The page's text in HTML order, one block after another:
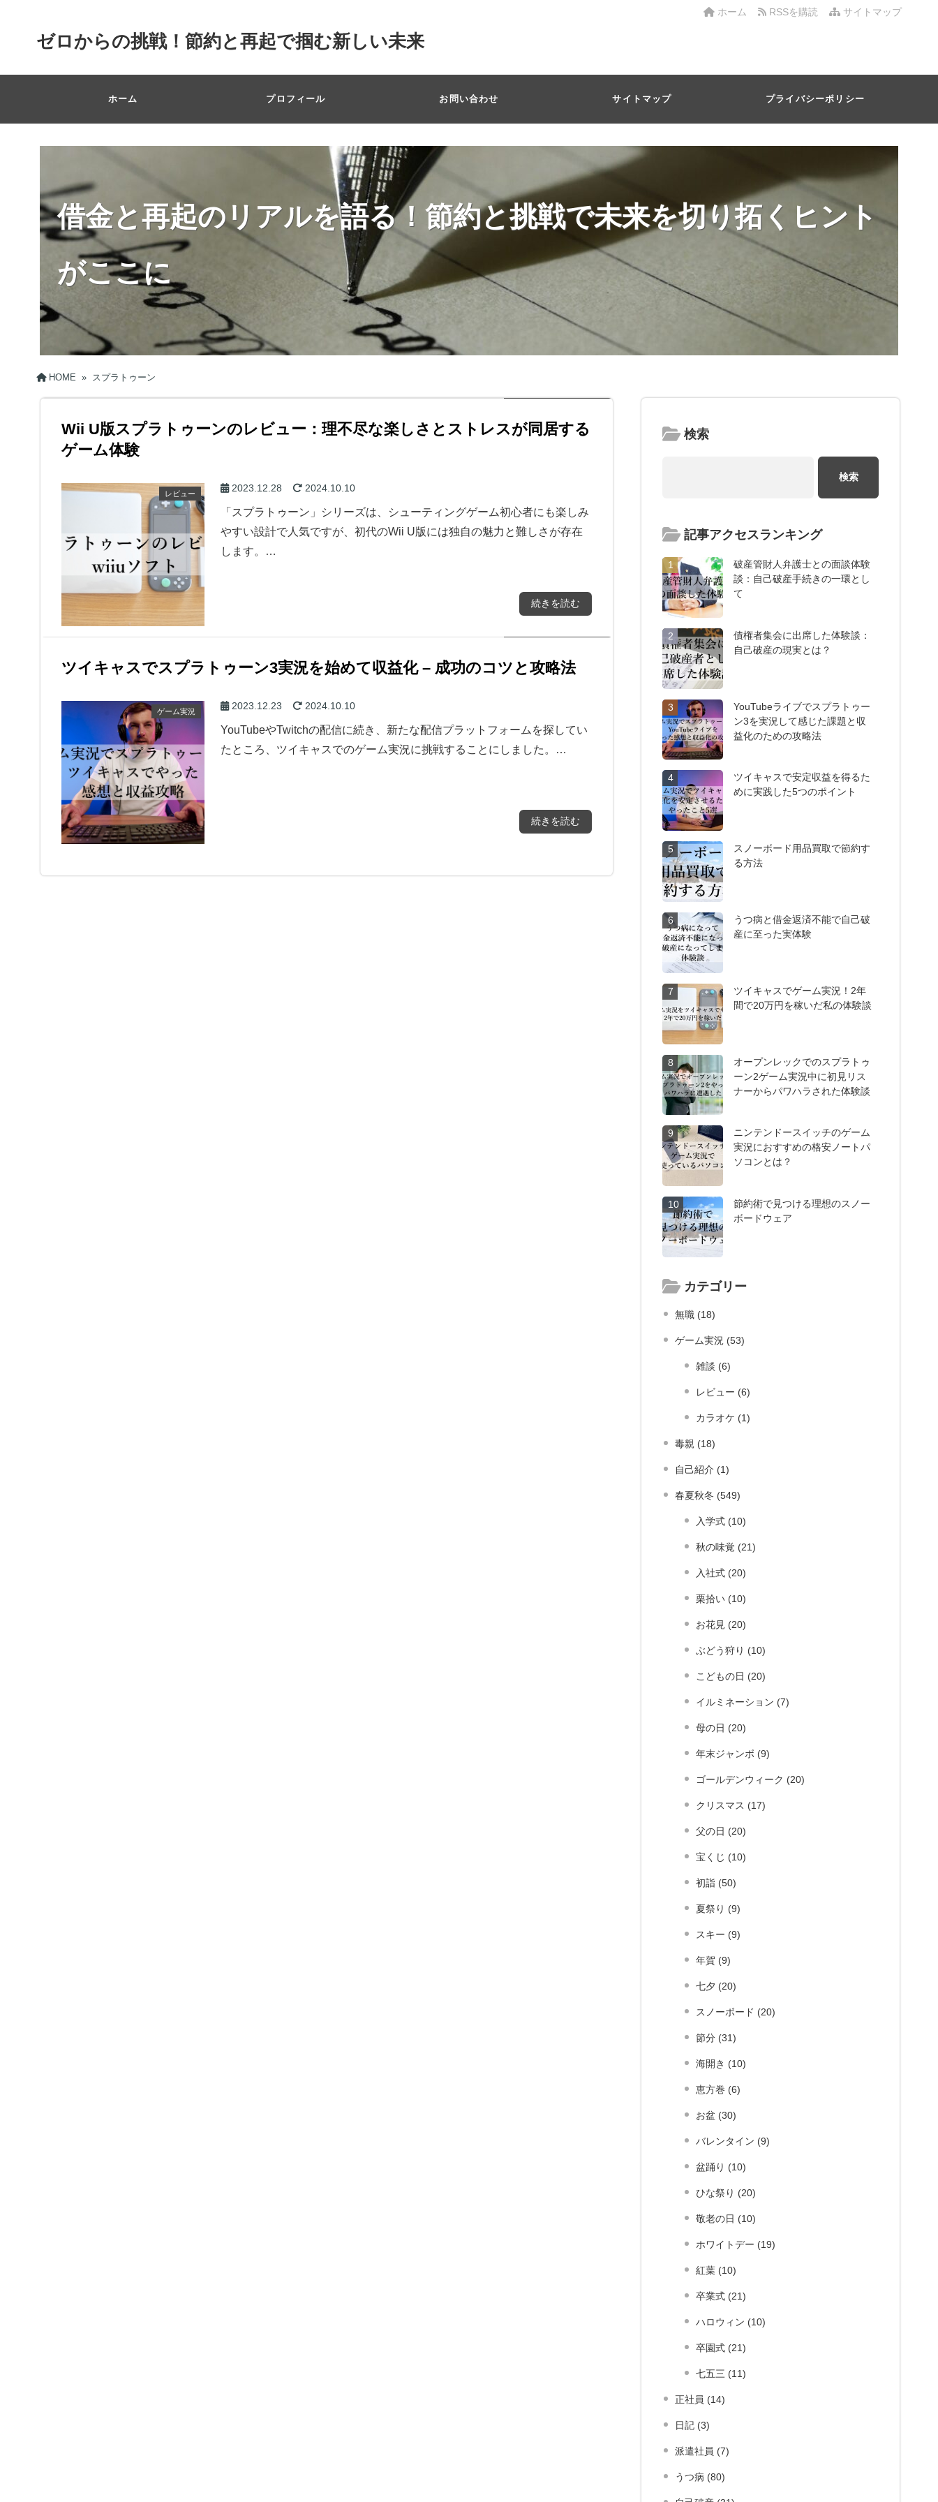
サイトマップ
RSSを購読
ホーム
ゼロからの挑戦！節約と再起で掴む新しい未来
ホーム プロフィール お問い合わせ サイトマップ プライバシーポリシー
借金と再起のリアルを語る！節約と挑戦で未来を切り拓くヒント
がここに
HOME » スプラトゥーン
Wii U版スプラトゥーンのレビュー：理不尽な楽しさとストレスが同居する
ゲーム体験
レビュー 2023.12.28 2024.10.10
「スプラトゥーン」シリーズは、シューティングゲーム初心者にも楽しみ
やすい設計で人気ですが、初代のWii U版には独自の魅力と難しさが存在
します。…
続きを読む
ツイキャスでスプラトゥーン3実況を始めて収益化 – 成功のコツと攻略法
ゲーム実況 2023.12.23 2024.10.10
YouTubeやTwitchの配信に続き、新たな配信プラットフォームを探してい
たところ、ツイキャスでのゲーム実況に挑戦することにしました。…
続きを読む
検索
記事アクセスランキング
1
破産管財人弁護士との面談体験
談：自己破産手続きの一環とし
て
2
債権者集会に出席した体験談：
自己破産の現実とは？
3
YouTubeライブでスプラトゥー
ン3を実況して感じた課題と収
益化のための攻略法
4
ツイキャスで安定収益を得るた
めに実践した5つのポイント
5
スノーボード用品買取で節約す
る方法
6
うつ病と借金返済不能で自己破
産に至った実体験
7
ツイキャスでゲーム実況！2年
間で20万円を稼いだ私の体験談
8
オープンレックでのスプラトゥ
ーン2ゲーム実況中に初見リス
ナーからパワハラされた体験談
9
ニンテンドースイッチのゲーム
実況におすすめの格安ノートパ
ソコンとは？
10
節約術で見つける理想のスノー
ボードウェア
カテゴリー
無職 (18)
ゲーム実況 (53)
雑談 (6)
レビュー (6)
カラオケ (1)
毒親 (18)
自己紹介 (1)
春夏秋冬 (549)
入学式 (10)
秋の味覚 (21)
入社式 (20)
栗拾い (10)
お花見 (20)
ぶどう狩り (10)
こどもの日 (20)
イルミネーション (7)
母の日 (20)
年末ジャンボ (9)
ゴールデンウィーク (20)
クリスマス (17)
父の日 (20)
宝くじ (10)
初詣 (50)
夏祭り (9)
スキー (9)
年賀 (9)
七夕 (20)
スノーボード (20)
節分 (31)
海開き (10)
恵方巻 (6)
お盆 (30)
バレンタイン (9)
盆踊り (10)
ひな祭り (20)
敬老の日 (10)
ホワイトデー (19)
紅葉 (10)
卒業式 (21)
ハロウィン (10)
卒園式 (21)
七五三 (11)
正社員 (14)
日記 (3)
派遣社員 (7)
うつ病 (80)